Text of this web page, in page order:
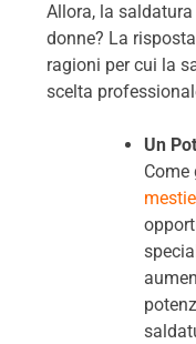
Allora, la
donne? La
ragioni per cui la
scelta
Un
Come